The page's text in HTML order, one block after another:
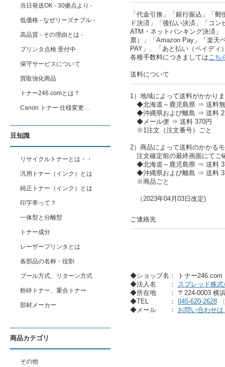
「代金引換」「銀行振込」「
ド決済」「後払い決済」「コ
ATM・ネットバンキング決済」
票）」「Amazon Pay」「楽天
PAY」、「あと払い（ペイディ
各種手数料につきましてはこち
送料について
1）地域によって送料がかかり
◆北海道～鹿児島県 ⇒ 送料
◆沖縄県および離島 ⇒ 送料
◆メール便 ⇒ 送料 370円
※1注文（注文番号）ごと
2）商品によって送料のかかる
注文確定前の最終画面にてご
◆北海道～鹿児島県 ⇒ 送料
◆沖縄県および離島 ⇒ 送料
※商品ごと
（2023年04月03日改定)
ご連絡先
◆ショップ名： トナー
◆法人名
：
スプレッド株式
◆所在地
： 〒224-0003 横
◆TEL
： 045-620-2628
（
◆メール
： お問い合わせ
当日発送OK - 30拠点より -
低価格 - なぜリーズナブル -
高品質 - その理由とは -
プリンタ点検 受付中
保守サービスについて
買取強化商品
トナー246.comとは？
Canon トナー 仕様変更…
豆知識
リサイクルトナーとは・・
汎用トナー（インク）とは
純正トナー（インク）とは
印字率って？
一体型と分離型
トナー成分
レーザープリンタとは
各部品の名称・役割
プール方式、リターン方式
粉砕トナー、重合トナー
部材メーカー
商品カテゴリ
その他